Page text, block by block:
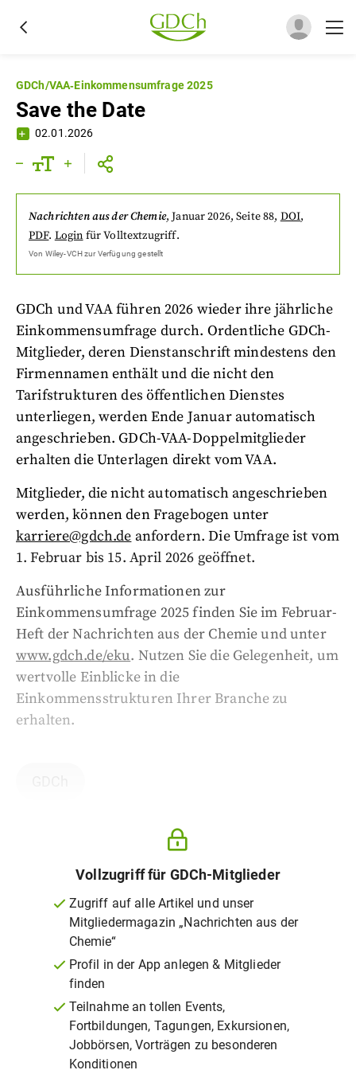
GDCh/VAA‐Einkommensumfrage 2025
Save the Date
02.01.2026
Nachrichten aus der Chemie,Januar 2026, Seite 88, DOI,
PDF. Login für Volltextzugriff.
Von Wiley-VCHzur Verfügung gestellt
GDCh und VAA führen 2026 wieder ihre jährliche
Einkommensumfrage durch. Ordentliche GDCh-
Mitglieder, deren Dienstanschrift mindestens den
Firmennamen enthält und die nicht den
Tarifstrukturen des öffentlichen Dienstes
unterliegen, werden Ende Januar automatisch
angeschrieben. GDCh-VAA-Doppelmitglieder
erhalten die Unterlagen direkt vom VAA.
Mitglieder, die nicht automatisch angeschrieben
werden, können den Fragebogen unter
karriere@gdch.de anfordern. Die Umfrage ist vom
1. Februar bis 15. April 2026 geöffnet.
Ausführliche Informationen zur
Einkommensumfrage 2025 finden Sie im Februar-
Heft der Nachrichten aus der Chemie und unter
www.gdch.de/eku. Nutzen Sie die Gelegenheit, um
wertvolle Einblicke in die
Einkommensstrukturen Ihrer Branche zu
erhalten.
Vollzugriff für GDCh-Mitglieder
Zugriff auf alle Artikel und unser
Mitgliedermagazin „Nachrichten aus der
Chemie“
Profil in der App anlegen & Mitglieder
finden
Teilnahme an tollen Events,
Fortbildungen, Tagungen, Exkursionen,
Jobbörsen, Vorträgen zu besonderen
Konditionen